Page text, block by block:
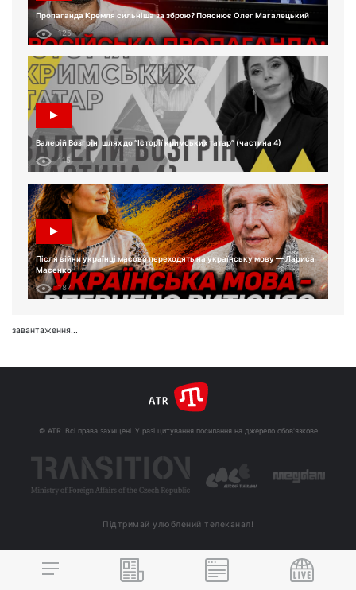
Пропаганда Кремля сильніша за зброю? Пояснює Олег Магалецький
125
Валерій Возгрін: шлях до “Історії кримських татар” (частина 4)
115
Після війни українці масово переходять на українську мову — Лариса
Масенко
187
завантаження...
© ATR. Всі права захищені. У разі цитування посилання на джерело обов'язкове
Підтримай улюблений телеканал!